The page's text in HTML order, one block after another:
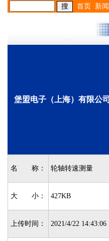
首页 新闻
堡盟电子（上海）有限公司
名 称： 轮轴转速测量
大 小： 427KB
上传时间： 2021/4/22 14:43:06